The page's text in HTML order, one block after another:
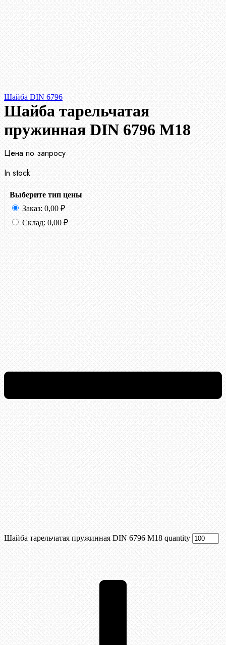
Шайба DIN 6796
Шайба тарельчатая
пружинная DIN 6796 М18
Цена по запросу
In stock
Выберите тип цены
Заказ: 0,00 ₽
Склад: 0,00 ₽
Шайба тарельчатая пружинная DIN 6796 М18 quantity